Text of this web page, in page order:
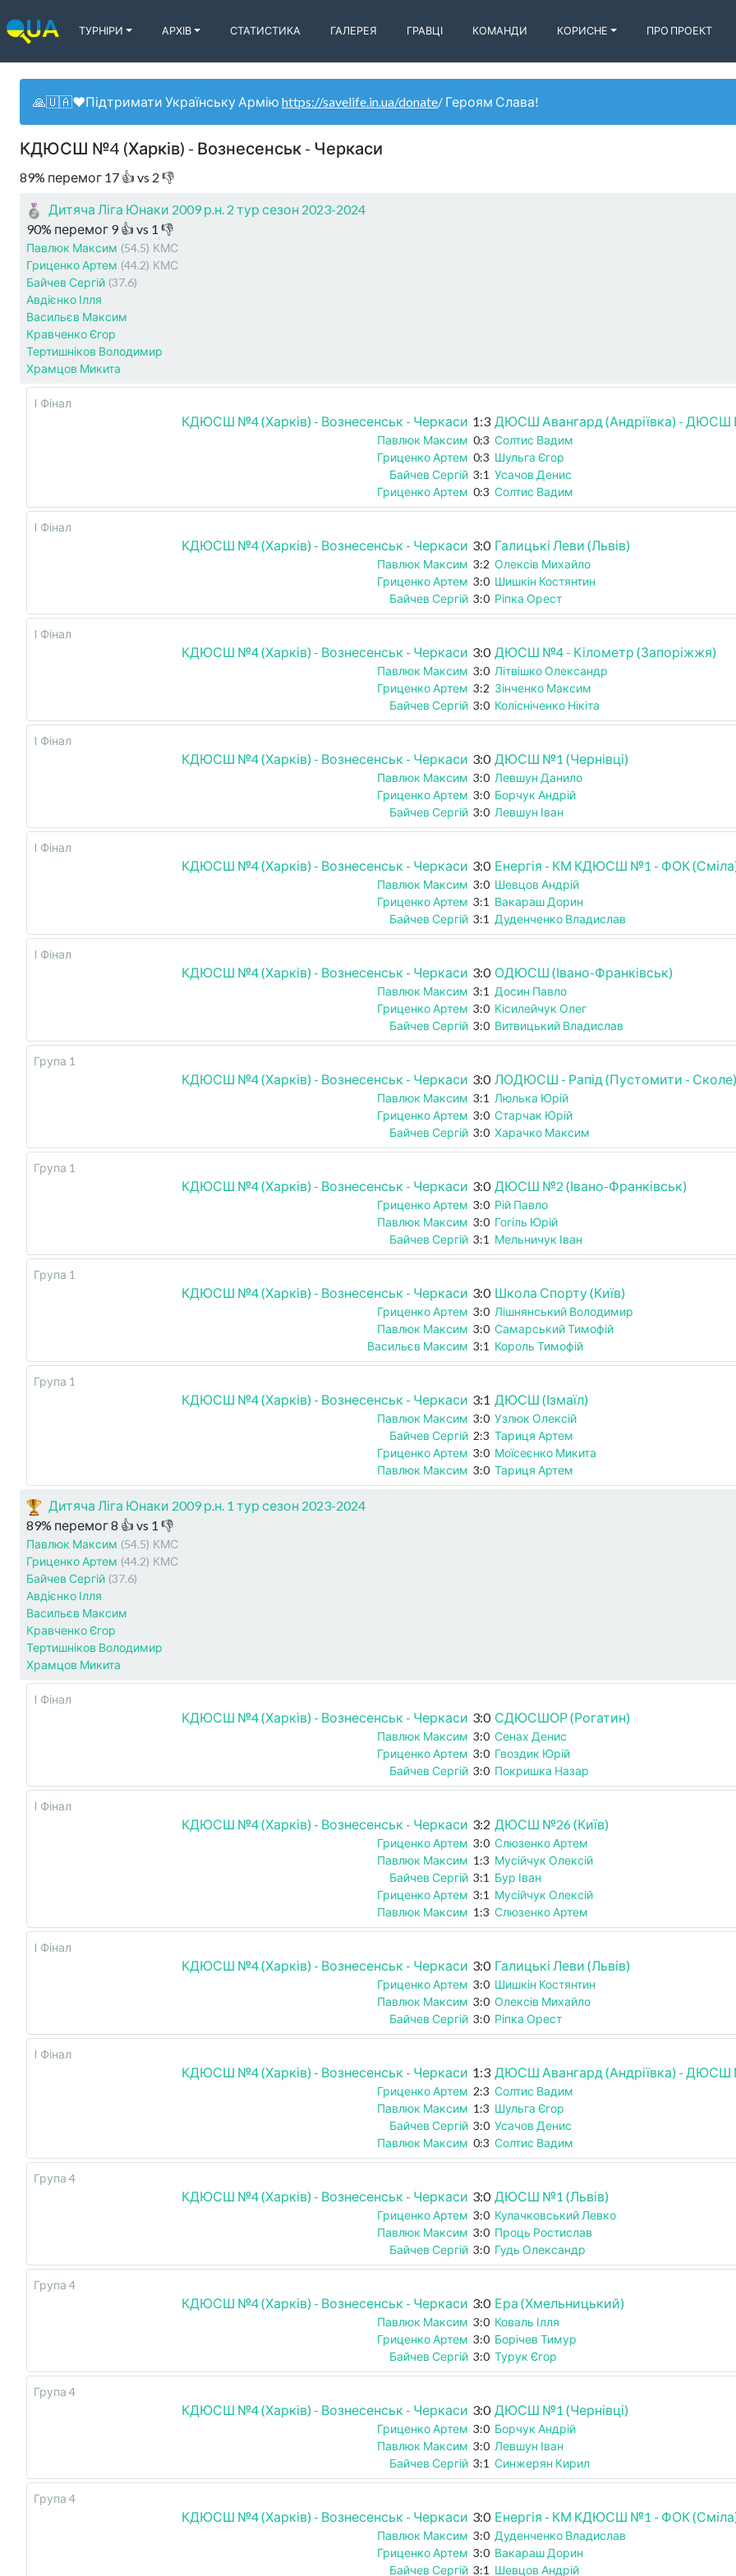
ТУРНІРИ АРХІВ СТАТИСТИКА ГАЛЕРЕЯ ГРАВЦІ КОМАНДИ КОРИСНЕ ПРО ПРОЕКТ
🙏🇺🇦❤️Підтримати Українську Армію https://savelife.in.ua/donate/ Героям Слава!
КДЮСШ №4 (Харків) - Вознесенськ - Черкаси
89% перемог 17 👍 vs 2 👎
Дитяча Ліга Юнаки 2009 р.н. 2 тур сезон 2023-2024
90% перемог 9👍 vs 1 👎
Павлюк Максим (54.5) КМС
Гриценко Артем (44.2) КМС
Байчев Сергій (37.6)
Авдієнко Ілля
Васильєв Максим
Кравченко Єгор
Тертишніков Володимир
Храмцов Микита
I Фінал
КДЮСШ №4 (Харків) - Вознесенськ - Черкаси 1:3 ДЮСШ Авангард (Андріївка) - ДЮСШ
Павлюк Максим 0:3 Солтис Вадим
Гриценко Артем 0:3 Шульга Єгор
Байчев Сергій 3:1 Усачов Денис
Гриценко Артем 0:3 Солтис Вадим
I Фінал
КДЮСШ №4 (Харків) - Вознесенськ - Черкаси 3:0 Галицькі Леви (Львів)
Павлюк Максим 3:2 Олексів Михайло
Гриценко Артем 3:0 Шишкін Костянтин
Байчев Сергій 3:0 Ріпка Орест
I Фінал
КДЮСШ №4 (Харків) - Вознесенськ - Черкаси 3:0 ДЮСШ №4 - Кілометр (Запоріжжя)
Павлюк Максим 3:0 Літвішко Олександр
Гриценко Артем 3:2 Зінченко Максим
Байчев Сергій 3:0 Колісніченко Нікіта
I Фінал
КДЮСШ №4 (Харків) - Вознесенськ - Черкаси 3:0 ДЮСШ №1 (Чернівці)
Павлюк Максим 3:0 Левшун Данило
Гриценко Артем 3:0 Борчук Андрій
Байчев Сергій 3:0 Левшун Іван
I Фінал
КДЮСШ №4 (Харків) - Вознесенськ - Черкаси 3:0 Енергія - КМ КДЮСШ №1 - ФОК
Павлюк Максим 3:0 Шевцов Андрій
Гриценко Артем 3:1 Вакараш Дорин
Байчев Сергій 3:1 Дуденченко Владислав
I Фінал
КДЮСШ №4 (Харків) - Вознесенськ - Черкаси 3:0 ОДЮСШ (Івано-Франківськ)
Павлюк Максим 3:1 Досин Павло
Гриценко Артем 3:0 Кісилейчук Олег
Байчев Сергій 3:0 Витвицький Владислав
Група 1
КДЮСШ №4 (Харків) - Вознесенськ - Черкаси 3:0 ЛОДЮСШ - Рапід (Пустомити -
Павлюк Максим 3:1 Люлька Юрій
Гриценко Артем 3:0 Старчак Юрій
Байчев Сергій 3:0 Харачко Максим
Група 1
КДЮСШ №4 (Харків) - Вознесенськ - Черкаси 3:0 ДЮСШ №2 (Івано-Франківськ)
Гриценко Артем 3:0 Рій Павло
Павлюк Максим 3:0 Гогіль Юрій
Байчев Сергій 3:1 Мельничук Іван
Група 1
КДЮСШ №4 (Харків) - Вознесенськ - Черкаси 3:0 Школа Спорту (Київ)
Гриценко Артем 3:0 Лішнянський Володимир
Павлюк Максим 3:0 Самарський Тимофій
Васильєв Максим 3:1 Король Тимофій
Група 1
КДЮСШ №4 (Харків) - Вознесенськ - Черкаси 3:1 ДЮСШ (Ізмаїл)
Павлюк Максим 3:0 Узлюк Олексій
Байчев Сергій 2:3 Тариця Артем
Гриценко Артем 3:0 Моїсеєнко Микита
Павлюк Максим 3:0 Тариця Артем
Дитяча Ліга Юнаки 2009 р.н. 1 тур сезон 2023-2024
89% перемог8 👍 vs 1 👎
Павлюк Максим (54.5) КМС
Гриценко Артем (44.2) КМС
Байчев Сергій (37.6)
Авдієнко Ілля
Васильєв Максим
Кравченко Єгор
Тертишніков Володимир
Храмцов Микита
I Фінал
КДЮСШ №4 (Харків) - Вознесенськ - Черкаси 3:0 СДЮСШОР (Рогатин)
Павлюк Максим 3:0 Сенах Денис
Гриценко Артем 3:0 Гвоздик Юрій
Байчев Сергій 3:0 Покришка Назар
I Фінал
КДЮСШ №4 (Харків) - Вознесенськ - Черкаси 3:2 ДЮСШ №26 (Київ)
Гриценко Артем 3:0 Слюзенко Артем
Павлюк Максим 1:3 Мусійчук Олексій
Байчев Сергій 3:1 Бур Іван
Гриценко Артем 3:1 Мусійчук Олексій
Павлюк Максим 1:3 Слюзенко Артем
I Фінал
КДЮСШ №4 (Харків) - Вознесенськ - Черкаси 3:0 Галицькі Леви (Львів)
Гриценко Артем 3:0 Шишкін Костянтин
Павлюк Максим 3:0 Олексів Михайло
Байчев Сергій 3:0 Ріпка Орест
I Фінал
КДЮСШ №4 (Харків) - Вознесенськ - Черкаси 1:3 ДЮСШ Авангард (Андріївка) - ДЮСШ
Гриценко Артем 2:3 Солтис Вадим
Павлюк Максим 1:3 Шульга Єгор
Байчев Сергій 3:0 Усачов Денис
Павлюк Максим 0:3 Солтис Вадим
Група 4
КДЮСШ №4 (Харків) - Вознесенськ - Черкаси 3:0 ДЮСШ №1 (Львів)
Гриценко Артем 3:0 Кулачковський Левко
Павлюк Максим 3:0 Проць Ростислав
Байчев Сергій 3:0 Гудь Олександр
Група 4
КДЮСШ №4 (Харків) - Вознесенськ - Черкаси 3:0 Ера (Хмельницький)
Павлюк Максим 3:0 Коваль Ілля
Гриценко Артем 3:0 Борічев Тимур
Байчев Сергій 3:0 Турук Єгор
Група 4
КДЮСШ №4 (Харків) - Вознесенськ - Черкаси 3:0 ДЮСШ №1 (Чернівці)
Гриценко Артем 3:0 Борчук Андрій
Павлюк Максим 3:0 Левшун Іван
Байчев Сергій 3:1 Синжерян Кирил
Група 4
КДЮСШ №4 (Харків) - Вознесенськ - Черкаси 3:0 Енергія - КМ КДЮСШ №1 - ФОК
Павлюк Максим 3:0 Дуденченко Владислав
Гриценко Артем 3:0 Вакараш Дорин
Байчев Сергій 3:1 Шевцов Андрій